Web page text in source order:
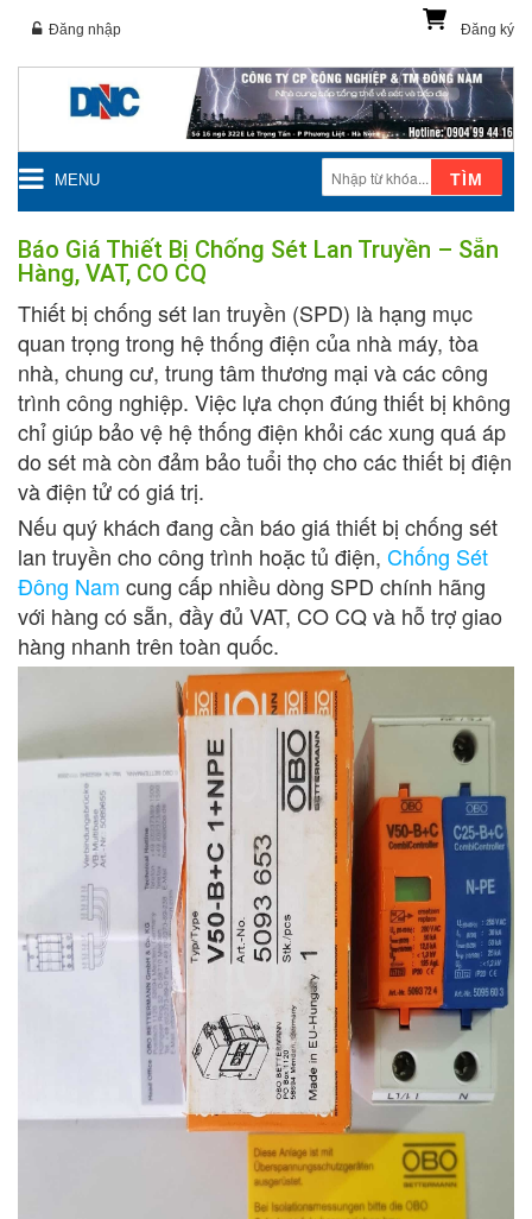
Đăng ký
Đăng nhập
MENU TÌM
Báo Giá Thiết Bị Chống Sét Lan Truyền – Sẵn
Hàng, VAT, CO CQ
Thiết bị chống sét lan truyền (SPD) là hạng mục
quan trọng trong hệ thống điện của nhà máy, tòa
nhà, chung cư, trung tâm thương mại và các công
trình công nghiệp. Việc lựa chọn đúng thiết bị không
chỉ giúp bảo vệ hệ thống điện khỏi các xung quá áp
do sét mà còn đảm bảo tuổi thọ cho các thiết bị điện
và điện tử có giá trị.
Nếu quý khách đang cần báo giá thiết bị chống sét
lan truyền cho công trình hoặc tủ điện, Chống Sét
Đông Nam cung cấp nhiều dòng SPD chính hãng
với hàng có sẵn, đầy đủ VAT, CO CQ và hỗ trợ giao
hàng nhanh trên toàn quốc.